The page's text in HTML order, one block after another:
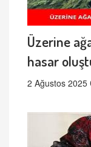
Üzerine
hasar
2 Ağustos 2025